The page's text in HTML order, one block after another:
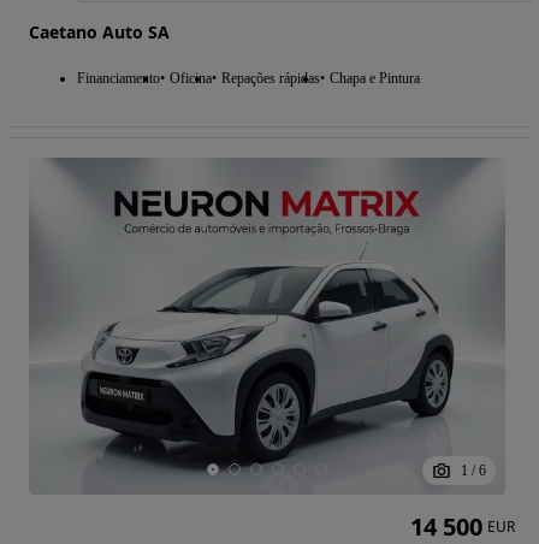
Caetano Auto SA
Financiamento Oficina Repações rápidas Chapa e Pintura
1 / 6
14 500 EUR